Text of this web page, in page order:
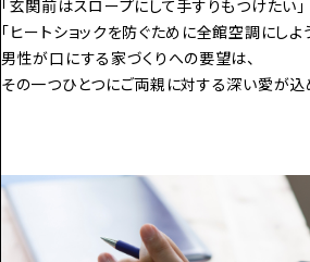
「玄関前はスロープにして手すりもつけたい」
「ヒートショックを防ぐために全館空調にしよ
男性が口にする家づくりへの要望は、
その一つひとつにご両親に対する深い愛が込